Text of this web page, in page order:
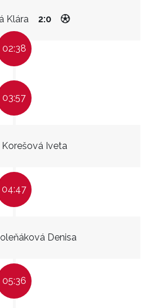
Klára 2:0
02:38
03:57
Korešová Iveta
04:47
Denisa
05:36